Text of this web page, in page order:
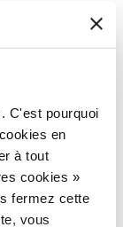
C'est pourquoi
en
à tout
cookies »
fermez cette
vous
de la
Impruneta
taille,
et le vin,
et
à la grande